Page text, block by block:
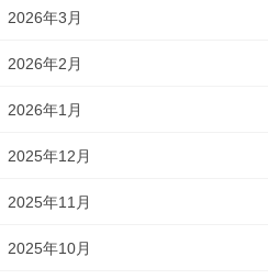
2026年3月
2026年2月
2026年1月
2025年12月
2025年11月
2025年10月